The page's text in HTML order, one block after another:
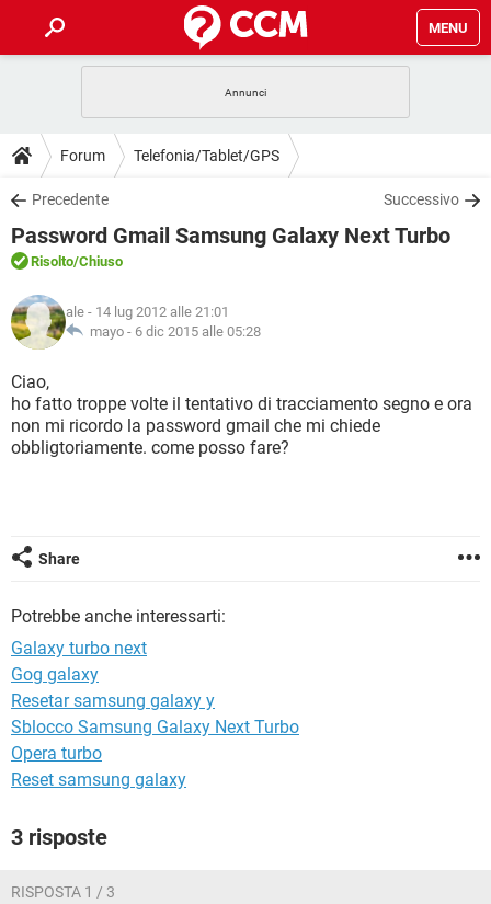
MENU
INTRATTENIMENTO ANDROID
iOS
INSTAGRAM WHATSAPP
TIKTOK
HARDWARE
GUIDE
COVID-19 GAMING
iOS
INSTAGRAM
TIKTOK
DOWNLOAD
COVID-19 GAMING
INTRATTENIMENTO
iOS
INSTAGRAM
TIKTOK
HARDWARE
FORUM
COVID-19
INTRATTENIMENTO
INSTAGRAM WHATSAPP
TIKTOK FACEBOOK
GLOSSARIO
COVID-19
INTRATTENIMENTO
iOS WINDOWS 10
INSTAGRAM
Forum Telefonia/Tablet/GPS
Precedente Successivo
Password Gmail Samsung Galaxy Next Turbo
Risolto/Chiuso
ale - 14 lug 2012 alle 21:01
mayo - 6 dic 2015 alle 05:28
Ciao,
ho fatto troppe volte il tentativo di tracciamento segno e ora
non mi ricordo la password gmail che mi chiede
obbligtoriamente. come posso fare?
Share
Potrebbe anche interessarti:
Galaxy turbo next
Gog galaxy
Resetar samsung galaxy y
Sblocco Samsung Galaxy Next Turbo
Opera turbo
Reset samsung galaxy
3 risposte
RISPOSTA 1 / 3